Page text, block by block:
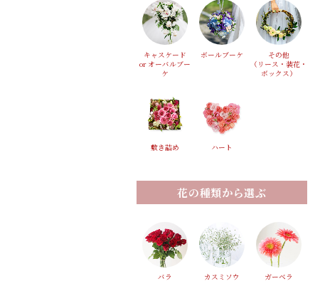
キャスケード
or オーバルブー
ケ
ボールブーケ
その他
（リース・装花・
ボックス）
敷き詰め ハート
花の種類から選ぶ
バラ カスミソウ ガーベラ